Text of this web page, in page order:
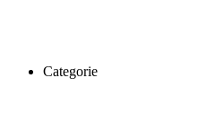
Categorie